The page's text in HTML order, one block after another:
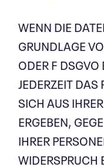
WENN DIE
GRUNDLAGE
ODER F DSGVO
JEDERZEIT
SICH AUS
ERGEBEN,
IHRER
WIDERSPRUCH